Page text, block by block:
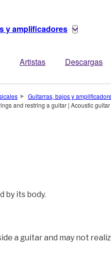
y amplificadores
Artistas Descargas
Guitarras, bajos y
and restring a guitar | Acoustic
by its body.
a guitar and may not